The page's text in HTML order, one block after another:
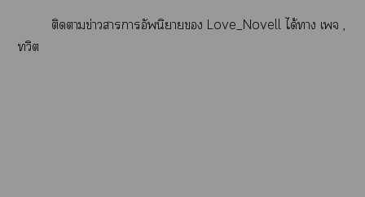
ติดาข่าวาาอัพนิา Love_Novell ได้า เจ ,
ทวิต